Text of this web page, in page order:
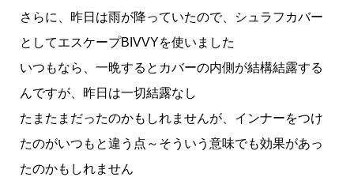
さらに、昨日は雨が降っていたので、シュラフカバー
としてエスケープBIVVYを使いました
いつもなら、一晩するとカバーの内側が結構結露する
んですが、昨日は一切結露なし
たまたまだったのかもしれませんが、インナーをつけ
たのがいつもと違う点～そういう意味でも効果があっ
たのかもしれません